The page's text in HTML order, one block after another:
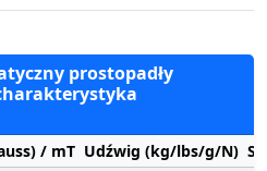
prostopadły
/ mT Udźwig (kg/lbs/g/N)